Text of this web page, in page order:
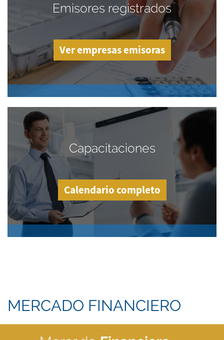
Emisores registrados
Ver empresas emisoras
Capacitaciones
Calendario completo
MERCADO FINANCIERO